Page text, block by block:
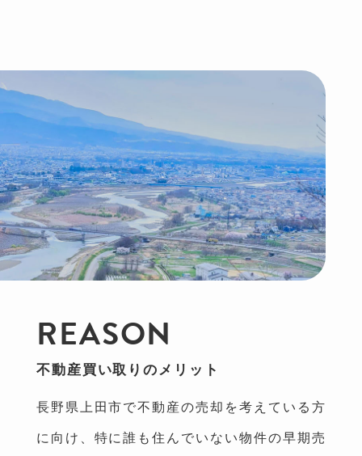
REASON
不動産買い取りのメリット
長野県上田市で不動産の売却を考えている方
に向け、特に誰も住んでいない物件の早期売